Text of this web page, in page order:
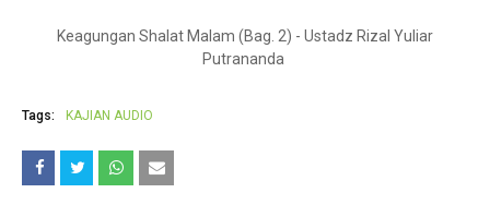
Keagungan Shalat Malam (Bag. 2) - Ustadz Rizal Yuliar
Putrananda
Tags: KAJIAN AUDIO